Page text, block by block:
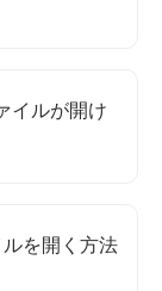
イルが開け
を開く方法